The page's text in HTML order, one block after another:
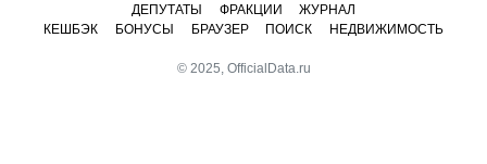
ДЕПУТАТЫ
ФРАКЦИИ
ЖУРНАЛ
КЕШБЭК
БОНУСЫ БРАУЗЕР ПОИСК НЕДВИЖИМОСТЬ
© 2025, OfficialData.ru